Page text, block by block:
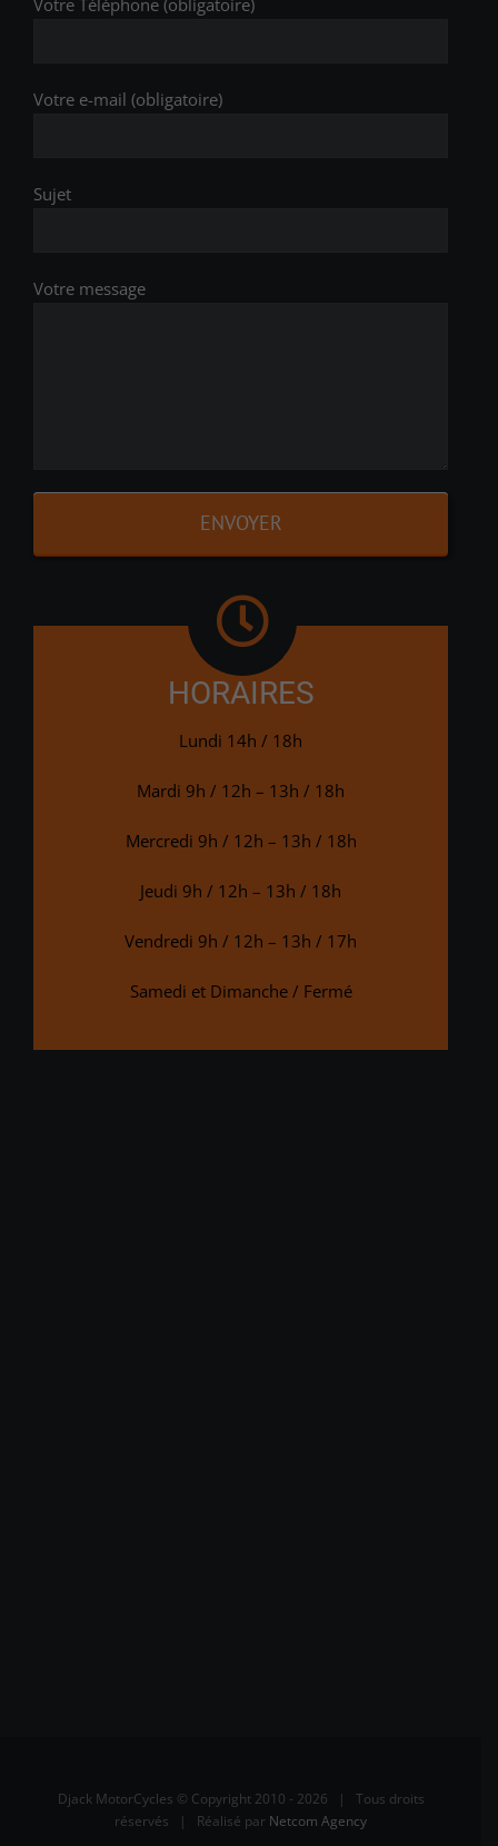
Votre e-mail (obligatoire)
Sujet
Votre message
HORAIRES
Lundi 14h / 18h
Mardi 9h / 12h – 13h / 18h
Mercredi 9h / 12h – 13h / 18h
Jeudi 9h / 12h – 13h / 18h
Vendredi 9h / 12h – 13h / 17h
Samedi et Dimanche / Fermé
Djack MotorCycles © Copyright 2010 - 2026 | Tous droits
réservés | Réalisé par Netcom Agency